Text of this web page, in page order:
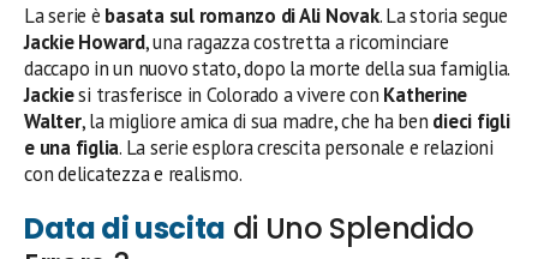
La serie è basata sul romanzo di Ali Novak. La storia segue
Jackie Howard, una ragazza costretta a ricominciare
daccapo in un nuovo stato, dopo la morte della sua famiglia.
Jackiesi trasferisce in Colorado a vivere con Katherine
Walter, la migliore amica di sua madre, che ha ben dieci figli
e una figlia. La serie esplora crescita personale e relazioni
con delicatezza e realismo.
Data di uscita di Uno Splendido